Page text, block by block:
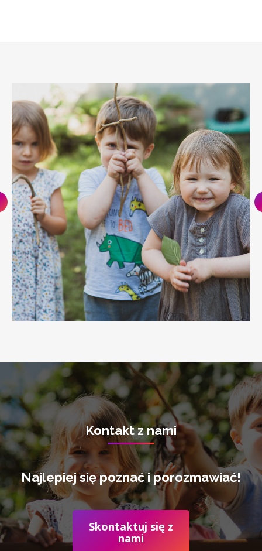
Kontakt z nami
Najlepiej się poznać i porozmawiać!
Skontaktuj się z
nami